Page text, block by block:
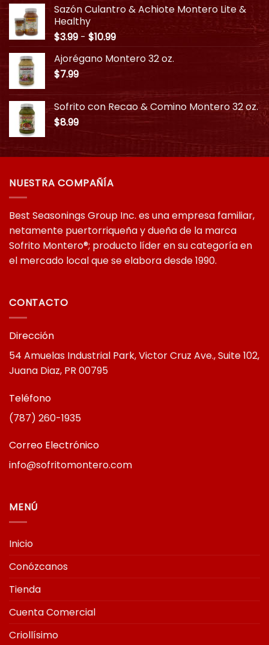
se
elegir
producto
Sazón Culantro & Achiote Montero Lite &
Healthy
$3.99 - $10.99Rango
de
precios:
hasta
$10.99
Ajorégano Montero 32 oz.
$7.99
Sofrito con Recao & Comino Montero 32 oz.
$8.99
NUESTRA COMPAÑÍA
Best Seasonings Group Inc. es una empresa familiar,
netamente puertorriqueña y dueña de la marca
Sofrito Montero®; producto líder en su categoría en
el mercado local que se elabora desde 1990.
CONTACTO
Dirección
54 Amuelas Industrial Park, Victor Cruz Ave., Suite 102,
Juana Diaz, PR 00795
Teléfono
(787) 260-1935
Correo Electrónico
info@sofritomontero.com
MENÚ
Inicio
Conózcanos
Tienda
Cuenta Comercial
Criollísimo